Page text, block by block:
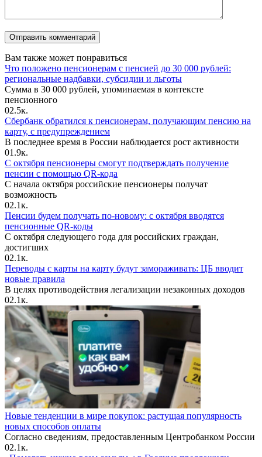
Вам также может понравиться
Что положено пенсионерам с пенсией до 30 000 рублей:
региональные надбавки, субсидии и льготы
Сумма в 30 000 рублей, упоминаемая в контексте
пенсионного
02.5к.
Сбербанк обратился к пенсионерам, получающим пенсию на
карту, с предупреждением
В последнее время в России наблюдается рост активности
01.9к.
С октября пенсионеры смогут подтверждать получение
пенсии с помощью QR-кода
С начала октября российские пенсионеры получат
возможность
02.1к.
Пенсии будем получать по-новому: с октября вводятся
пенсионные QR-коды
С октября следующего года для российских граждан,
достигших
02.1к.
Переводы с карты на карту будут замораживать: ЦБ вводит
новые правила
В целях противодействия легализации незаконных доходов
02.1к.
Новые тенденции в мире покупок: растущая популярность
новых способов оплаты
Согласно сведениям, предоставленным Центробанком России
02.1к.